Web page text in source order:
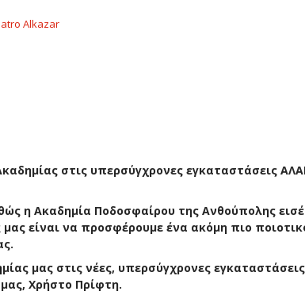
στις υπερσύγχρονες εγκαταστάσεις
η Ακαδημία Ποδοσφαίρου της Ανθούπολης
είναι να προσφέρουμε ένα ακόμη πιο
μας στις νέες, υπερσύγχρονες εγκαταστάσεις
Χρήστο Πρίφτη.